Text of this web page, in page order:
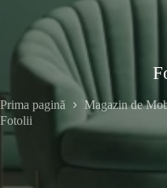
Prima pagină Magazin de
Fotolii